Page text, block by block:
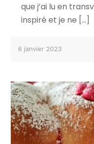
que j’ai lu en
inspiré et je ne […]
6 janvier 2023